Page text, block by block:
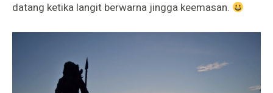
datang ketika langit berwarna jingga keemasan.